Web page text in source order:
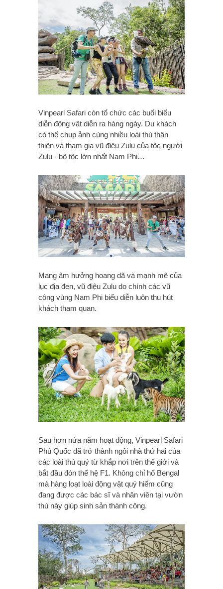
Vinpearl Safari còn tổ chức các buổi biểu
diễn động vật diễn ra hàng ngày. Du khách
có thể chụp ảnh cùng nhiều loài thú thân
thiện và tham gia vũ điệu Zulu của tộc người
Zulu - bộ tộc lớn nhất Nam Phi…
Mang âm hưởng hoang dã và mạnh mẽ của
lục địa đen, vũ điệu Zulu do chính các vũ
công vùng Nam Phi biểu diễn luôn thu hút
khách tham quan.
Sau hơn nửa năm hoạt động, Vinpearl Safari
Phú Quốc đã trở thành ngôi nhà thứ hai của
các loài thú quý từ khắp nơi trên thế giới và
bắt đầu đón thế hệ F1. Không chỉ hổ Bengal
mà hàng loạt loài động vật quý hiếm cũng
đang được các bác sĩ và nhân viên tại vườn
thú này giúp sinh sản thành công.